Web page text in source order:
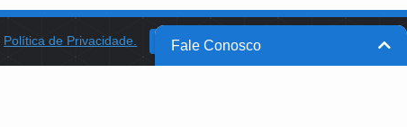
Política de Privacidade. OKFale Conosco
BANCO DO BRASIL